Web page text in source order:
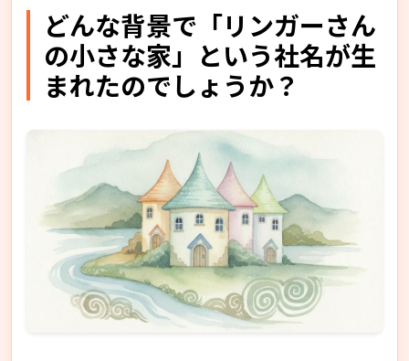
どんな背景で「リンガーさん
の小さな家」という社名が生
まれたのでしょうか？